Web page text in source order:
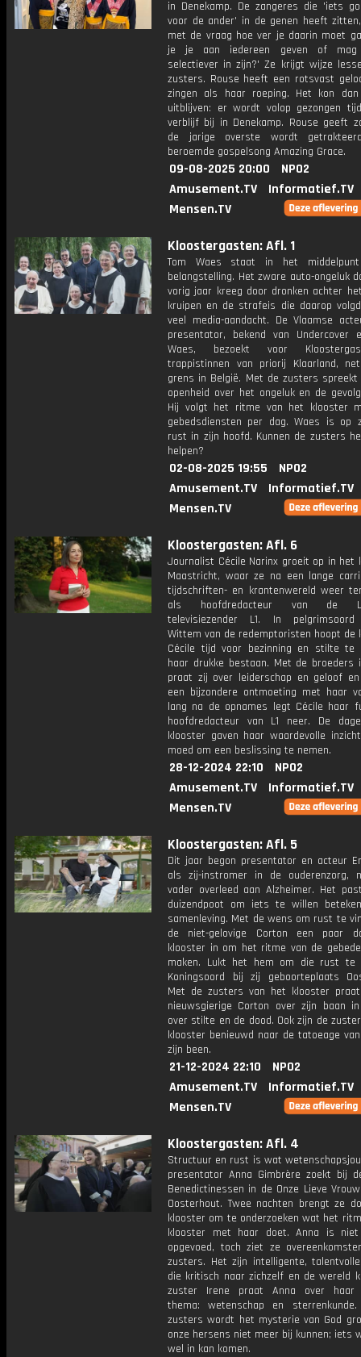
in Denekamp. De zangeres die 'iets
voor de ander' in de genen heeft
met de vraag hoe ver je daarin moet
je je aan iedereen geven of
selectiever in zijn?' Ze krijgt wijze
zusters. Rouse heeft een rotsvast
zingen als haar roeping. Het kon
uitblijven: er wordt volop gezongen
verblijf bij in Denekamp. Rouse geeft
de jarige overste wordt
beroemde gospelsong Amazing Grace.
09-08-2025 20:00
NPO2
Amusement.TV
Informatief.TV
Mensen.TV
Kloostergasten: Afl. 1
Tom Waes staat in het
belangstelling. Het zware auto-ongeluk
vorig jaar kreeg door dronken achter
kruipen en de strafeis die daarop
veel media-aandacht. De Vlaamse
presentator, bekend van Undercover
Waes, bezoekt voor
trappistinnen van priorij Klaarland,
grens in België. Met de zusters
openheid over het ongeluk en de
Hij volgt het ritme van het klooster
gebedsdiensten per dag. Waes is op
rust in zijn hoofd. Kunnen de zusters
helpen?
02-08-2025 19:55
NPO2
Amusement.TV
Informatief.TV
Mensen.TV
Kloostergasten: Afl. 6
Journalist Cécile Narinx groeit op in het
Maastricht, waar ze na een lange
tijdschriften- en krantenwereld weer
als hoofdredacteur van de
televisiezender L1. In pelgrimsoord
Wittem van de redemptoristen hoopt de
Cécile tijd voor bezinning en stilte te
haar drukke bestaan. Met de broeders
praat zij over leiderschap en geloof
een bijzondere ontmoeting met haar
lang na de opnames legt Cécile haar
hoofdredacteur van L1 neer. De
klooster gaven haar waardevolle
moed om een beslissing te nemen.
28-12-2024 22:10
NPO2
Amusement.TV
Informatief.TV
Mensen.TV
Kloostergasten: Afl. 5
Dit jaar begon presentator en acteur
als zij-instromer in de ouderenzorg,
vader overleed aan Alzheimer. Het
duizendpoot om iets te willen
samenleving. Met de wens om rust te
de niet-gelovige Corton een paar
klooster in om het ritme van de
maken. Lukt het hem om die rust te
Koningsoord bij zij geboorteplaats
Met de zusters van het klooster
nieuwsgierige Corton over zijn baan
over stilte en de dood. Ook zijn de
klooster benieuwd naar de tatoeage
zijn been.
21-12-2024 22:10
NPO2
Amusement.TV
Informatief.TV
Mensen.TV
Kloostergasten: Afl. 4
Structuur en rust is wat
presentator Anna Gimbrère zoekt bij
Benedictinessen in de Onze Lieve
Oosterhout. Twee nachten brengt ze
klooster om te onderzoeken wat het
klooster met haar doet. Anna is niet
opgevoed, toch ziet ze
zusters. Het zijn intelligente,
die kritisch naar zichzelf en de wereld
zuster Irene praat Anna over haar
thema: wetenschap en
zusters wordt het mysterie van God
onze hersens niet meer bij kunnen; iets
wel in kan komen.